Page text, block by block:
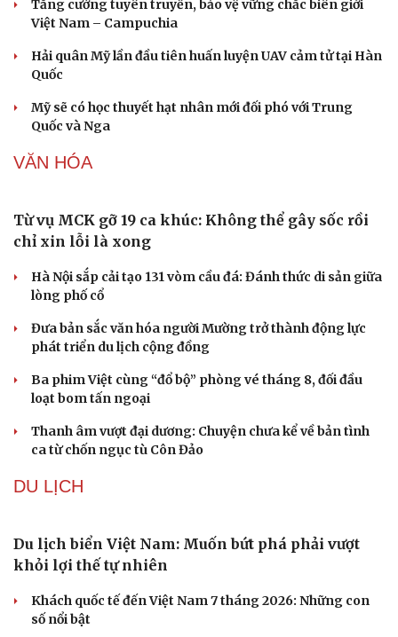
Hầu hết các mặt hàng xăng dầu đều giảm từ 15h00
chiều nay 6/8
Vĩnh Long kiểm tra phát hiện 17 trường hợp kinh doanh
vàng, bạc, đá quý vi phạm
Giá bạc hôm nay: Giá bạc trong nước lên mức hơn 62
triệu đồng/kg
Giá vàng hôm nay 6/8: Vàng SJC tăng lên 140,3 - 143,3
QUÂN SỰ - QUỐC PHÒNG
phòng và an ninh cho đối tượng 1
năm 2026
Tăng cường tuyên truyền, bảo vệ vững chắc biên giới
Việt Nam – Campuchia
Hải quân Mỹ lần đầu tiên huấn luyện UAV cảm tử tại Hàn